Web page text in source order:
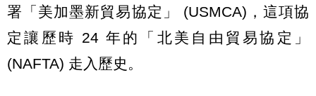
署「美加墨新貿易協定」 (USMCA)，這項協
定讓歷時 24 年的「北美自由貿易協定」
(NAFTA) 走入歷史。